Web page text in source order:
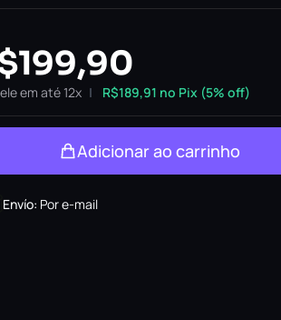
199,90
em até 12x R$189,91 no Pix (5% off)
Adicionar ao carrinho
Envío: Por e-mail